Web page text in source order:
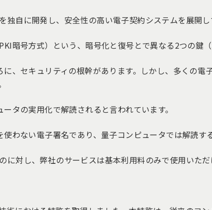
自に開発し、安全性の高い電子契約システムを展開し
暗号方式）という、暗号化と復号とで異なる2つの鍵
、セキュリティの根幹があります。しかし、多くの
タの実用化で解読されると言われています。
わない電子署名であり、量子コンピュータでは解読す
対し、弊社のサービスは基本利用料のみで使用いただ